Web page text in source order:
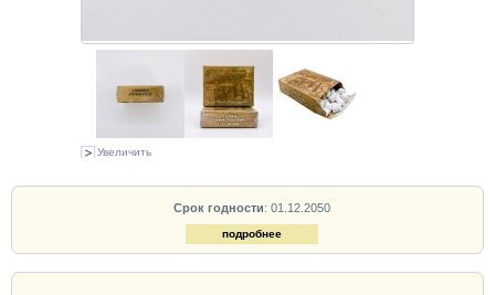
Увеличить
Срок годности: 01.12.2050
подробнее